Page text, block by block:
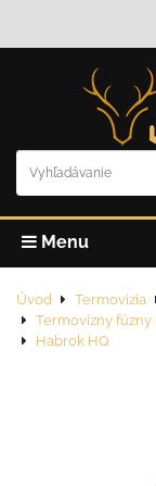
Menu
Úvod Termovizia
Termovízny
Habrok HQ